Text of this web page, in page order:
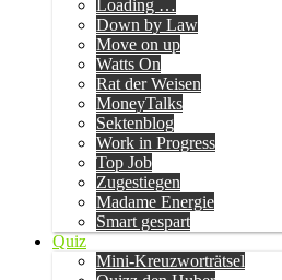
Loading …
Down by Law
Move on up
Watts On
Rat der Weisen
MoneyTalks
Sektenblog
Work in Progress
Top Job
Zugestiegen
Madame Energie
Smart gespart
Quiz
Mini-Kreuzworträtsel